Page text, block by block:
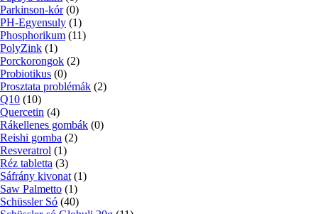
Parkinson-kór (0)
PH-Egyensuly (1)
Phosphorikum (11)
PolyZink (1)
Porckorongok (2)
Probiotikus (0)
Prosztata problémák (2)
Q10 (10)
Quercetin (4)
Rákellenes gombák (0)
Reishi gomba (2)
Resveratrol (1)
Réz tabletta (3)
Sáfrány kivonat (1)
Saw Palmetto (1)
Schüssler Só (40)